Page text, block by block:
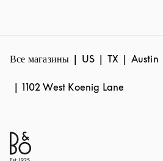
Все магазины US TX Austin
1102 West Koenig Lane